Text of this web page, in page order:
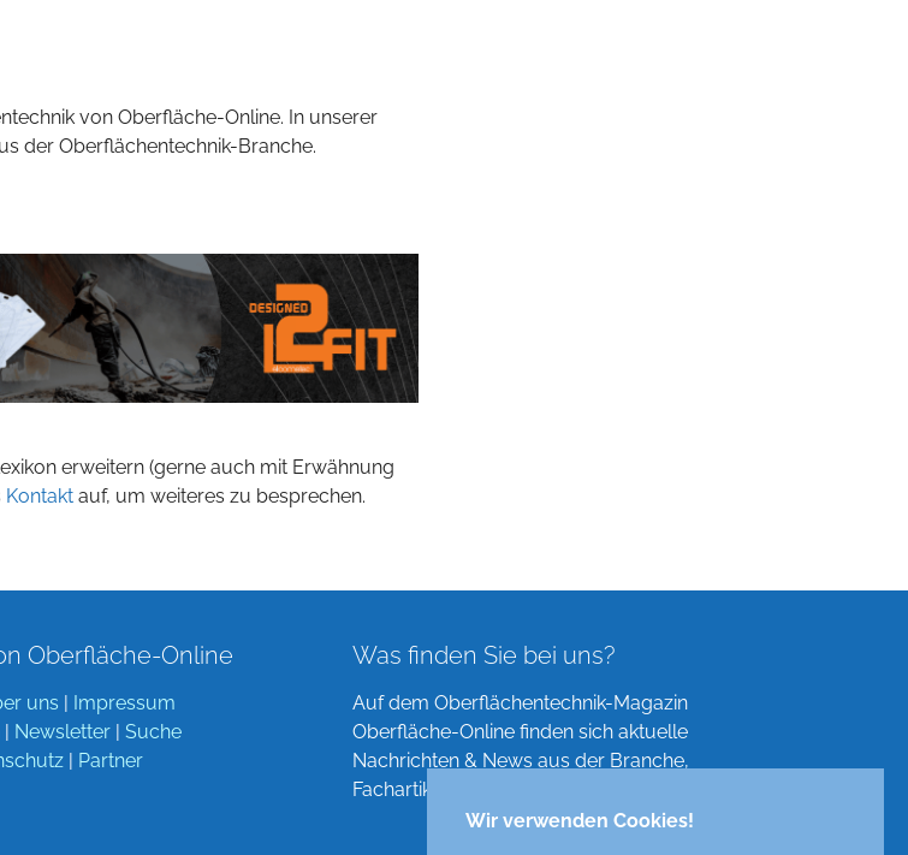
Wir verwenden Cookies!
von Oberfläche-Online. In unserer
der Oberflächentechnik-Branche.
erweitern (gerne auch mit Erwähnung
Kontakt auf, um weiteres zu besprechen.
Oberfläche-Online
uns | Impressum
| Newsletter | Suche
| Partner
Was finden Sie bei uns?
Auf dem Oberflächentechnik-Magazin
Oberfläche-Online finden sich aktuelle
Nachrichten & News aus der Branche,
Fachartikel, Verzeichnisse und mehr!